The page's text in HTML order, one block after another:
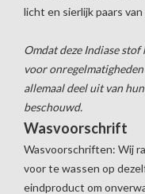
licht en sierlijk paars
Omdat deze Indiase stof
voor
allemaal deel uit van
beschouwd.
Wasvoorschrift
Wasvoorschriften: Wij
voor te wassen op
eindproduct om